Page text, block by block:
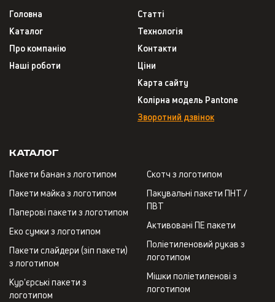
Головна
Каталог
Про компанію
Наші роботи
Статті
Технологія
Контакти
Ціни
Карта сайту
Колірна модель Pantone
Зворотний дзвінок
Каталог
Пакети банан з логотипом
Пакети майка з логотипом
Паперові пакети з логотипом
Еко сумки з логотипом
Пакети слайдери (зіп пакети)
з логотипом
Кур'єрські пакети з
логотипом
Скотч з логотипом
Пакувальні пакети ПНТ /
ПВТ
Активовані ПЕ пакети
Поліетиленовий рукав з
логотипом
Мішки поліетиленові з
логотипом